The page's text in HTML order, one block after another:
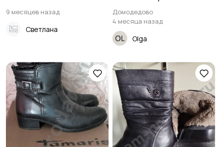
9 месяцев назад
Светлана
Домодедово
4 месяца назад
Olga